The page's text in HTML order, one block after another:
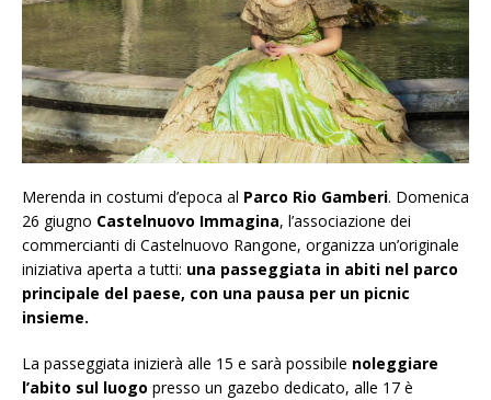
Merenda in costumi d’epoca al Parco Rio Gamberi. Domenica
26 giugno Castelnuovo Immagina, l’associazione dei
commercianti di Castelnuovo Rangone, organizza un’originale
iniziativa aperta a tutti: una passeggiata in abiti nel parco
principale del paese, con una pausa per un picnic
insieme.
La passeggiata inizierà alle 15 e sarà possibile noleggiare
l’abito sul luogo presso un gazebo dedicato, alle 17 è